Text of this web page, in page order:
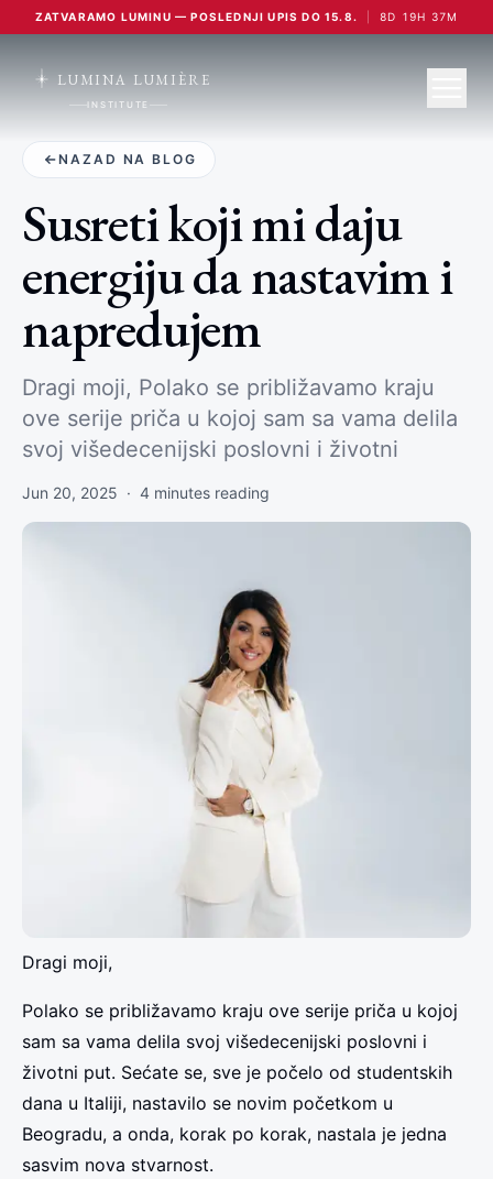
ZATVARAMO LUMINU — POSLEDNJI UPIS DO 15.8. 8D 19H 37M
LUMINA LUMIÈRE
INSTITUTE
NAZAD NA BLOG
Susreti koji mi daju
energiju da nastavim i
napredujem
Dragi moji, Polako se približavamo kraju
ove serije priča u kojoj sam sa vama delila
svoj višedecenijski poslovni i životni
Jun 20, 2025 · 4 minutes reading
Dragi moji,
Polako se približavamo kraju ove serije priča u kojoj
sam sa vama delila svoj višedecenijski poslovni i
životni put. Sećate se, sve je počelo od studentskih
dana u Italiji, nastavilo se novim početkom u
Beogradu, a onda, korak po korak, nastala je jedna
sasvim nova stvarnost.